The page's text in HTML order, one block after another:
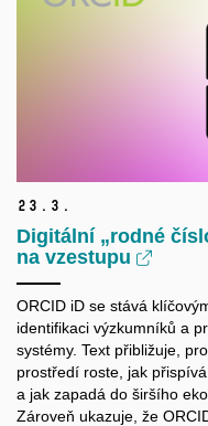
23. 3.
Digitální „rodné
na vzestupu
ORCID iD se stává
identifikaci výzkumníků a
systémy. Text přibližuje,
prostředí roste, jak
a jak zapadá do širšího
Zároveň ukazuje, že